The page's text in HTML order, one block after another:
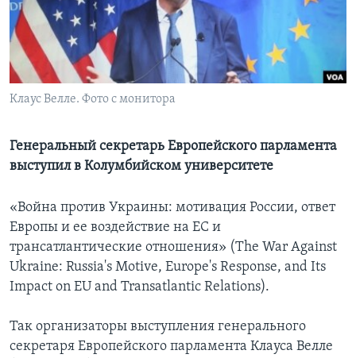
Learning English
СОЦИАЛЬНЫЕ СЕТИ
Языки
Клаус Велле. Фото с монитора
Генеральный секретарь Европейского парламента
выступил в Колумбийском университете
«Война против Украины: мотивация России, ответ
Европы и ее воздействие на ЕС и
трансатлантические отношения» (The War Against
Ukraine: Russia's Motive, Europe's Response, and Its
Impact on EU and Transatlantic Relations).
Так организаторы выступления генерального
секретаря Европейского парламента Клауса Велле